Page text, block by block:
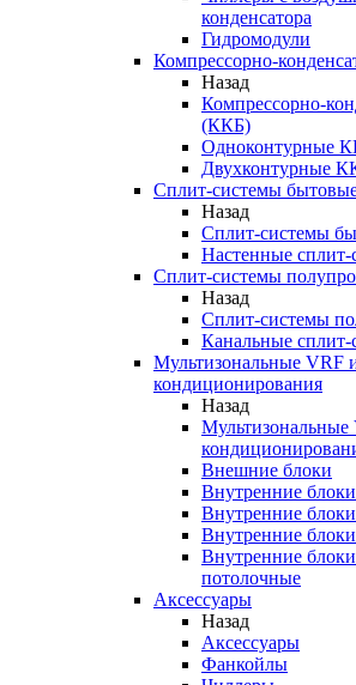
конденсатора
Гидромодули
Компрессорно-
Назад
Компрессорно-
(ККБ)
Одноконтурные
Двухконтурные
Сплит-системы
Назад
Сплит-системы
Настенные сплит-
Сплит-системы
Назад
Сплит-системы
Канальные сплит-
Мультизональные VRF
кондиционирования
Назад
Внешние блоки
Внутренние
Внутренние
Внутренние
Внутренние
потолочные
Аксессуары
Назад
Аксессуары
Фанкойлы